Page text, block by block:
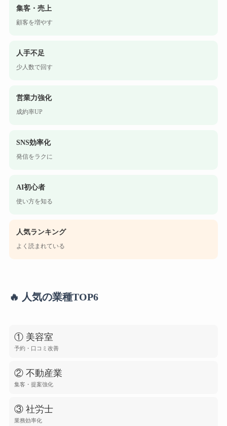
集客・売上
顧客を増やす
人手不足
少人数で回す
営業力強化
成約率UP
SNS効率化
発信をラクに
AI初心者
使い方を知る
人気ランキング
よく読まれている
🔥 人気の業種TOP6
① 美容室
予約・口コミ改善
② 不動産業
集客・提案強化
③ 社労士
業務効率化